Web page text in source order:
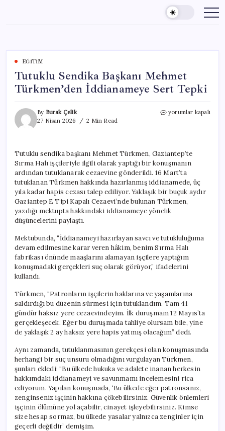
content
EĞITIM
Tutuklu Sendika Başkanı Mehmet
Türkmen’den İddianameye Sert Tepki
By Burak Çelik
27 Nisan 2026
2 Min Read
Tutuklu
İddianameye
Sert
Tepki
için
yorumlar kapalı
Tutuklu sendika başkanı Mehmet Türkmen, Gaziantep’te
Sırma Halı işçileriyle ilgili olarak yaptığı bir konuşmanın
ardından tutuklanarak cezaevine gönderildi. 16 Mart’ta
tutuklanan Türkmen hakkında hazırlanmış iddianamede, üç
yıla kadar hapis cezası talep ediliyor. Yaklaşık bir buçuk aydır
Gaziantep E Tipi Kapalı Cezaevi’nde bulunan Türkmen,
yazdığı mektupta hakkındaki iddianameye yönelik
düşüncelerini paylaştı.
Mektubunda, “İddianameyi hazırlayan savcı ve tutukluluğuma
devam edilmesine karar veren hâkim, benim Sırma Halı
fabrikası önünde maaşlarını alamayan işçilere yaptığım
konuşmadaki gerçekleri suç olarak görüyor,” ifadelerini
kullandı.
Türkmen, “Patronların işçilerin haklarına ve yaşamlarına
saldırdığı bu düzenin sürmesi için tutuklandım. Tam 41
gündür haksız yere cezaevindeyim. İlk duruşmam 12 Mayıs’ta
gerçekleşecek. Eğer bu duruşmada tahliye olursam bile, yine
de yaklaşık 2 ay haksız yere hapis yatmış olacağım” dedi.
Aynı zamanda, tutuklanmasının gerekçesi olan konuşmasında
herhangi bir suç unsuru olmadığını vurgulayan Türkmen,
şunları ekledi: “Bu ülkede hukuka ve adalete inanan herkesin
hakkımdaki iddianameyi ve savunmamı incelemesini rica
ediyorum. Yapılan konuşmada, ‘Bu ülkede eğer patronsanız,
zenginseniz işçinin hakkına çökebilirsiniz. Güvenlik önlemleri
işçinin ölümüne yol açabilir, cinayet işleyebilirsiniz. Kimse
size hesap sormaz, bu ülkede yasalar yalnızca zenginler için
geçerli değildir’ demişim.